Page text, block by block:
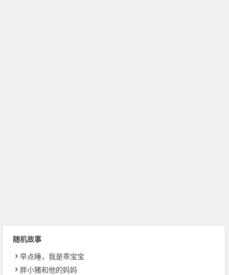
随机故事
早点睡，我是乖宝宝
胖小猪和他的妈妈